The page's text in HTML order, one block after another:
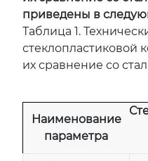
приведены в
Таблица 1.
стеклопластиковой
их сравнение со
Наименование
параметра